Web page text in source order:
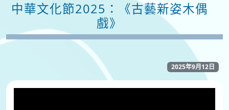
中華文化節2025：《古藝新姿木偶
戲》
2025年9月12日